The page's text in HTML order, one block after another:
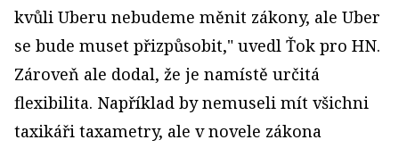
kvůli Uberu nebudeme měnit zákony, ale Uber
se bude muset přizpůsobit," uvedl Ťok pro HN.
Zároveň ale dodal, že je namístě určitá
flexibilita. Například by nemuseli mít všichni
taxikáři taxametry, ale v novele zákona